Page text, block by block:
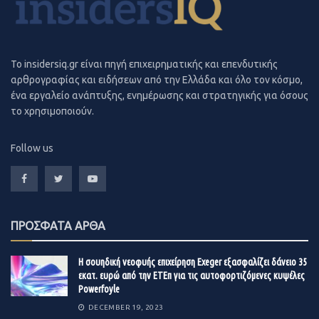
Αυτός ακριβώς ο ενθουσιασμός έσκασε αργά το βράδυ
του Σαββάτου, όταν η βουτιά των τιμών του bitcoin
τα 2,2 τρισ. δολάρια στα 1,9 τρισ. δολάρια. Μέσα σε
λιγότερες από 24 ώρες, εξανεμίστηκαν περίπου 310 δισ.
δολάρια από την αγορά.
Ο λόγος; Μία έκρηξη σε ανθρακωρυχείο στην περιοχή
Σιντζιάνγκ της Κίνας που μάλιστα είχε πραγματοποιηθεί
To insidersiq.gr είναι πηγή επιχειρηματικής και επενδυτικής
αρθρογραφίας και ειδήσεων από την Ελλάδα και όλο τον κόσμο,
ένα εργαλείο ανάπτυξης, ενημέρωσης και στρατηγικής για όσους
το χρησιμοποιούν.
Follow us
ΠΡΟΣΦΑΤΑ ΑΡΘΑ
Η σουηδική νεοφυής επιχείρηση Exeger εξασφαλίζει δάνειο 35
εκατ. ευρώ από την ΕΤΕπ για τις αυτοφορτιζόμενες κυψέλες
Powerfoyle
DECEMBER 19, 2023